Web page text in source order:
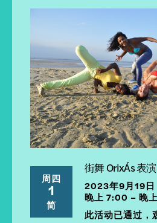
周四
1
简
街舞 OrixÁs 表演
2023年9月19日
晚上 7:00 – 晚
此活动已通过，